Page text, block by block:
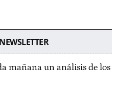
mañana un análisis de los